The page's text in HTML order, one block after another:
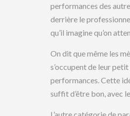
performances des
derrière le
qu’il imagine qu’on
On dit que même les
s’occupent de leur
performances. Cette
suffit d’être bon, avec